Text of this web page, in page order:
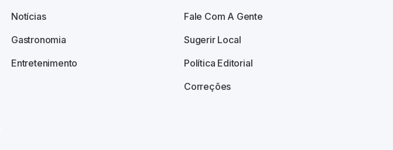
Notícias
Gastronomia
Entretenimento
Fale Com A Gente
Sugerir Local
Política Editorial
Correções